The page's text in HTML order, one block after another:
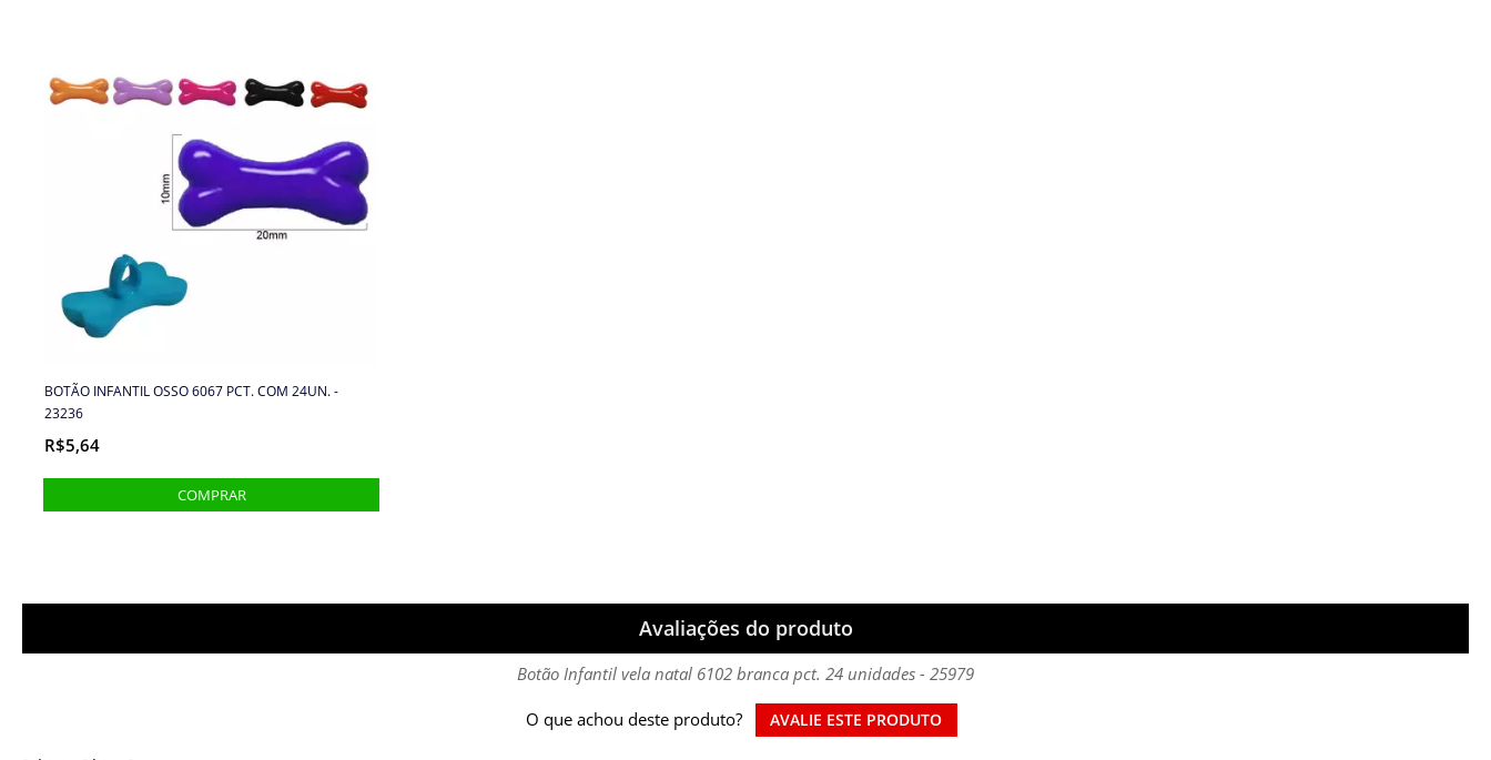
BOTÃO INFANTIL OSSO 6067 PCT. COM 24UN. -
23236
R$5,64
Avaliações do produto
Botão Infantil vela natal 6102 branca pct. 24 unidades - 25979
O que achou deste produto? AVALIE ESTE PRODUTO